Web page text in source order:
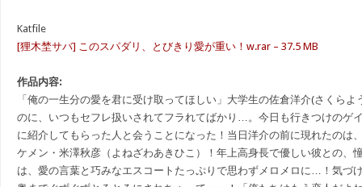
Katfile
[狸木埜サバ] このスパダリ、とびきり愛が重い！w.rar – 37.5 MB
作品内容:
「俺の一生分の愛を君に受け取ってほしい」大学生の佐倉洋介(さくら
のに、いつもセフレ扱いされてフラれてばかり…。今日も行きつけのゲ
に紹介してもらった人と会うことになった！当日洋介の前に現れたのは
ケメン・米澤秋彦（よねざわあきひこ）！年上高身長で優しい彼との、
は、愛の言葉と巧みなエスコートたっぷりで思わずメロメロに…！気づ